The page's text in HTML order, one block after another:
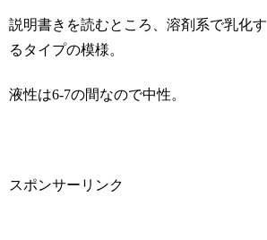
説明書きを読むところ、溶剤系で乳化す
るタイプの模様。
液性は6-7の間なので中性。
スポンサーリンク